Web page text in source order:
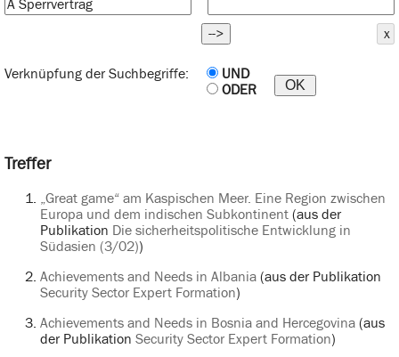
Verknüpfung der Suchbegriffe:
UND
ODER
Treffer
„Great game“ am Kaspischen Meer. Eine Region zwischen
Europa und dem indischen Subkontinent(aus der
Publikation Die sicherheitspolitische Entwicklung in
Südasien (3/02))
Achievements and Needs in Albania(aus der Publikation
Security Sector Expert Formation)
Achievements and Needs in Bosnia and Hercegovina(aus
der Publikation Security Sector Expert Formation)